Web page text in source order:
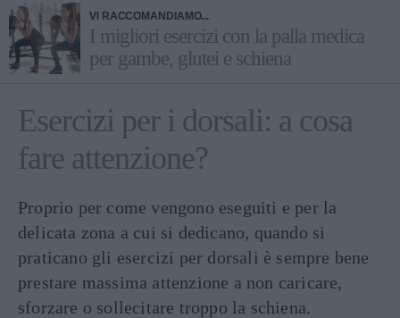
VI RACCOMANDIAMO...
I migliori esercizi con la palla medica
per gambe, glutei e schiena
Esercizi per i dorsali: a cosa
fare attenzione?
Proprio per come vengono eseguiti e per la
delicata zona a cui si dedicano, quando si
praticano gli esercizi per dorsali è sempre bene
prestare massima attenzione a non caricare,
sforzare o sollecitare troppo la schiena.